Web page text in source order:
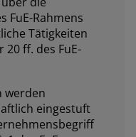
FuE-Rahmens
Tätigkeiten
ff. des FuE-
werden
eingestuft